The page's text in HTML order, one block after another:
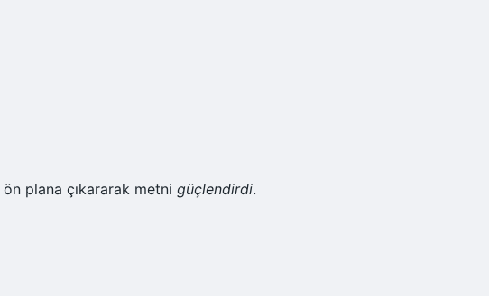
ön plana çıkararak metni güçlendirdi.